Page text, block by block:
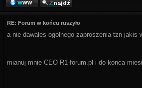
RE: Forum w końcu ruszyło
a nie dawales ogolnego zaproszenia tzn
mianuj mnie CEO R1-forum.pl i do konca